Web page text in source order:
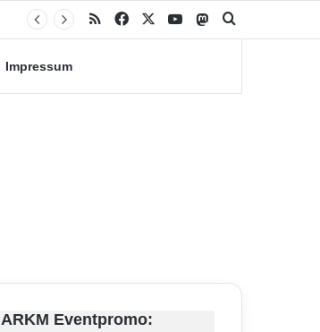
RSS Facebook YouTubeMastodon
Impressum
ARKM Eventpromo: